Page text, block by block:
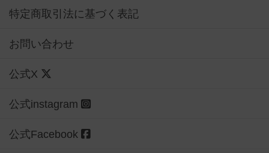
特定商取引法に基づく表記
お問い合わせ
公式X
公式instagram
公式Facebook